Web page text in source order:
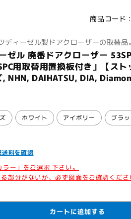
商品コード：
ィーゼル製ドアクローザーの取替品。
ゼル 廃番ドアクローザー
用取替用置換板付き」【スト
NHN, DAIHATSU, DIA,
ホワイト アイボリー ブラ
送料を確認
ー」をご選択 下さい。
部分がないか、必ず図面をご確認くださ
カートに追加する